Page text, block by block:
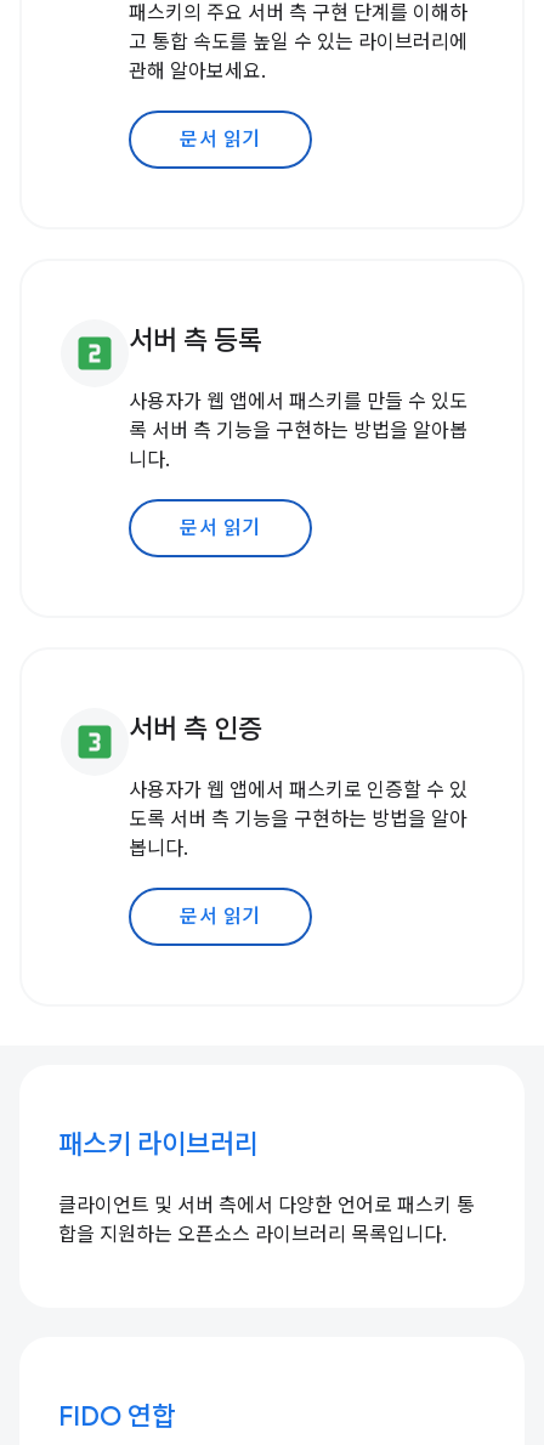
패스키의 주요 서버 측 구현 단계를 이해하
고 통합 속도를 높일 수 있는 라이브러리에
관해 알아보세요.
문서 읽기
looks_two 서버 측 등록
사용자가 웹 앱에서 패스키를 만들 수 있도
록 서버 측 기능을 구현하는 방법을 알아봅
니다.
문서 읽기
looks_3 서버 측 인증
사용자가 웹 앱에서 패스키로 인증할 수 있
도록 서버 측 기능을 구현하는 방법을 알아
봅니다.
문서 읽기
패스키 라이브러리
클라이언트 및 서버 측에서 다양한 언어로 패스키 통
합을 지원하는 오픈소스 라이브러리 목록입니다.
FIDO 연합